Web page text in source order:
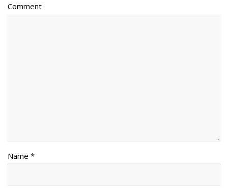
Comment
Name *